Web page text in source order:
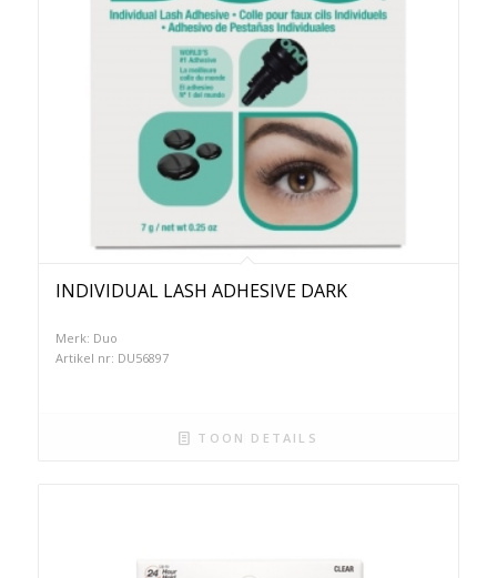
INDIVIDUAL LASH ADHESIVE DARK
Merk: Duo
Artikel nr: DU56897
TOON DETAILS